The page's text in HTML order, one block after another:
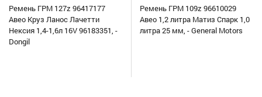
Ремень ГРМ 127z 96417177
Авео Круз Ланос Лачетти
Нексия 1,4-1,6л 16V 96183351, -
Dongil
Ремень ГРМ 109z 96610029
Авео 1,2 литра Матиз Спарк 1,0
литра 25 мм, - General Motors